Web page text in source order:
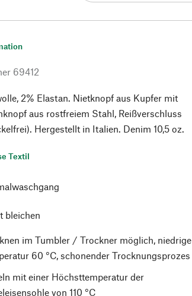
69412
2% Elastan. Nietknopf aus Kupfer mit
aus rostfreiem Stahl, Reißverschluss
Hergestellt in Italien. Denim 10,5 oz.
Textil
bleichen
im Tumbler / Trockner möglich, niedrige
60 °C, schonender Trocknungsprozes
mit einer Höchsttemperatur der
von 110 °C